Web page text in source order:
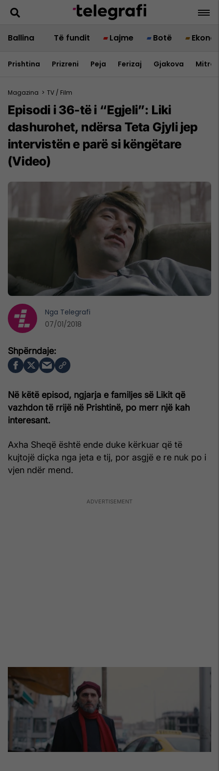
Ballina Të fundit Lajme Botë
Prishtina Prizreni Peja Ferizaj Gjakova
Magazina > TV / Film
Episodi i 36-të i “Egjeli”: Liki
dashurohet, ndërsa Teta Gjyli jep
intervistën e parë si këngëtare
(Video)
Në këtë episod, ngjarja e familjes së Likit që
vazhdon të rrijë në Prishtinë, po merr një kah
interesant.
Axha Sheqë është ende duke kërkuar që të
kujtojë diçka nga jeta e tij, por asgjë e re nuk po i
vjen ndër mend.
Nga Telegrafi
07/01/2018